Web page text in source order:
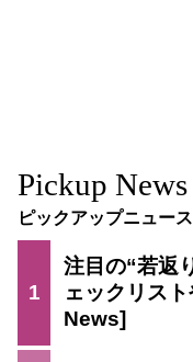
Pickup News
ピックアップニュース
1
注目の“若返
ェックリス